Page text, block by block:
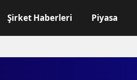
Şirket Haberleri Piyasa